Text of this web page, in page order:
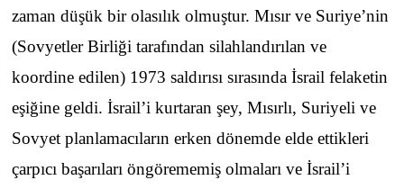
zaman düşük bir olasılık olmuştur. Mısır ve Suriye’nin
(Sovyetler Birliği tarafından silahlandırılan ve
koordine edilen) 1973 saldırısı sırasında İsrail felaketin
eşiğine geldi. İsrail’i kurtaran şey, Mısırlı, Suriyeli ve
Sovyet planlamacıların erken dönemde elde ettikleri
çarpıcı başarıları öngörememiş olmaları ve İsrail’i